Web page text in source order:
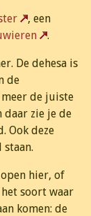
, een
.
De dehesa is
de
de juiste
daar zie je de
Ook deze
hier, of
soort waar
komen: de